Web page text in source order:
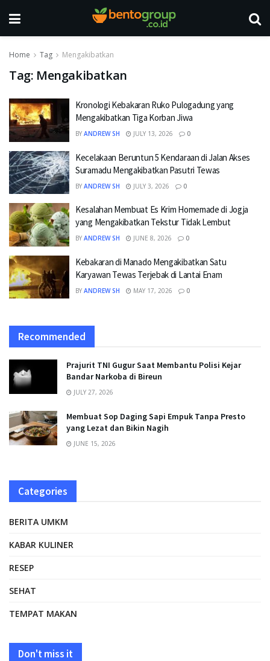
Home Tag Mengakibatkan
Tag: Mengakibatkan
Kronologi Kebakaran Ruko Pulogadung yang
Mengakibatkan Tiga Korban Jiwa
BY ANDREW SH JULY 13, 2026 0
Kecelakaan Beruntun 5 Kendaraan di Jalan Akses
Suramadu Mengakibatkan Pasutri Tewas
BY ANDREW SH JULY 3, 2026 0
Kesalahan Membuat Es Krim Homemade di Jogja
yang Mengakibatkan Tekstur Tidak Lembut
BY ANDREW SH JUNE 8, 2026 0
Kebakaran di Manado Mengakibatkan Satu
Karyawan Tewas Terjebak di Lantai Enam
BY ANDREW SH MAY 17, 2026 0
Recommended
Prajurit TNI Gugur Saat Membantu Polisi Kejar
Bandar Narkoba di Bireun
JULY 27, 2026
Membuat Sop Daging Sapi Empuk Tanpa Presto
yang Lezat dan Bikin Nagih
JUNE 15, 2026
Categories
BERITA UMKM
KABAR KULINER
RESEP
SEHAT
TEMPAT MAKAN
Don't miss it